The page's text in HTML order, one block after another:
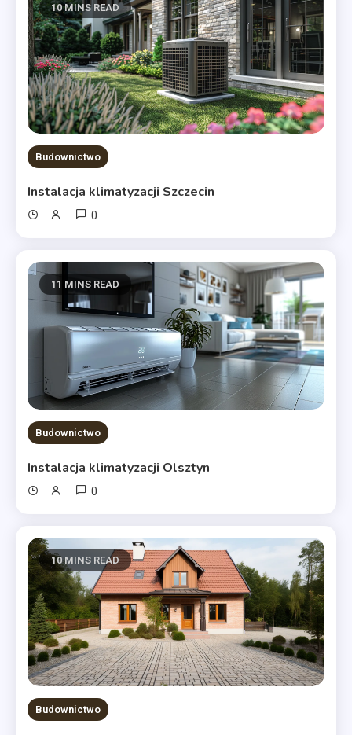
10 MINS READ
Budownictwo
Instalacja klimatyzacji Szczecin
0
11 MINS READ
Budownictwo
Instalacja klimatyzacji Olsztyn
0
10 MINS READ
Budownictwo